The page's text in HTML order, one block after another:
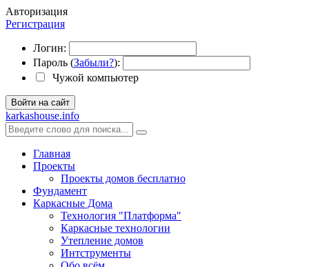
Авторизация
Регистрация
Логин:
Пароль (Забыли?):
Чужой компьютер
Войти на сайт
karkashouse.info
Главная
Проекты
Проекты домов бесплатно
Фундамент
Каркасные Дома
Технология "Платформа"
Каркасные технологии
Утепление домов
Интструменты